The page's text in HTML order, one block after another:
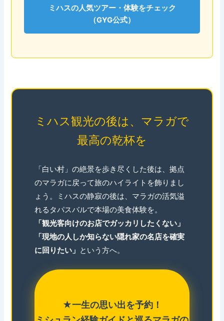
ミハスの人気ツアー・体験をチェック
（GYG公式）
ミハス観光の後は、マラガで
最高の乾杯を
「白い村」の絶景を歩き尽くした後は、拠点
のマラガに戻って旅のハイライトを飾りまし
ょう。ミハスの静寂の後は、マラガの活気溢
れるタパスバルで本場の美食体験を。
「観光客向けのお店でガッカリしたくない」
「現地の人しか知らない隠れ家の名店を確実
に回りたい」 という方へ。
★一生の思い出を予約！